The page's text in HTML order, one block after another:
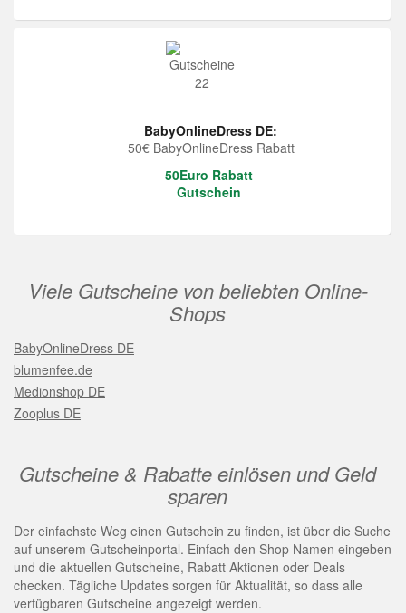
BabyOnlineDress DE:
50€ BabyOnlineDress Rabatt
50Euro Rabatt
Gutschein
Viele Gutscheine von beliebten Online-
Shops
BabyOnlineDress DE
blumenfee.de
Medionshop DE
Zooplus DE
Gutscheine & Rabatte einlösen und Geld
sparen
Der einfachste Weg einen Gutschein zu finden, ist über die Suche
auf unserem Gutscheinportal. Einfach den Shop Namen eingeben
und die aktuellen Gutscheine, Rabatt Aktionen oder Deals
checken. Tägliche Updates sorgen für Aktualität, so dass alle
verfügbaren Gutscheine angezeigt werden.